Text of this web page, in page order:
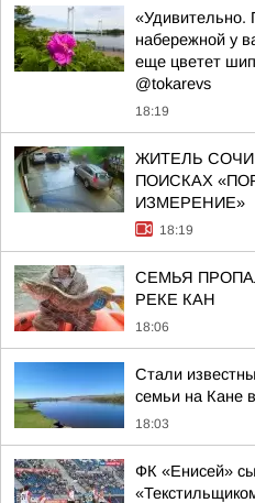
«Удивительно.
набережной у
еще цветет
@tokarevs
18:19
ЖИТЕЛЬ
ПОИСКАХ
ИЗМЕРЕНИЕ»
18:19
СЕМЬЯ
РЕКЕ КАН
18:06
Стали
семьи на Кане
18:03
ФК «Енисей»